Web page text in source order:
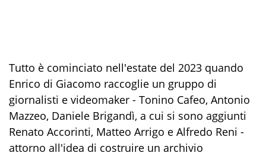
Tutto è cominciato nell'estate del 2023 quando
Enrico di Giacomo raccoglie un gruppo di
giornalisti e videomaker - Tonino Cafeo, Antonio
Mazzeo, Daniele Brigandì, a cui si sono aggiunti
Renato Accorinti, Matteo Arrigo e Alfredo Reni -
attorno all'idea di costruire un archivio